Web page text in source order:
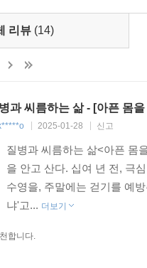
제 다른 사람들은 마찬가
책임 속에서 우리는 질병이
의미를 질문하는 한편, 그
자가 되는 이 시대에 얼마나
구소 옥희살롱 대표)
밑줄을 그었다. 책 전체가
문일 것이다.
린다. 어떤 병은 괜찮지만
한다. 질병에 대한 사회적
리뷰 (14)
과 씨름하는 삶 - [아픈 몸
2025-01-28 신고
질병과 씨름하는 삶<아픈 몸
을 안고 산다. 십여 년 전, 극
수영을, 주말에는 걷기를 예
냐'고... 더보기
합니다.